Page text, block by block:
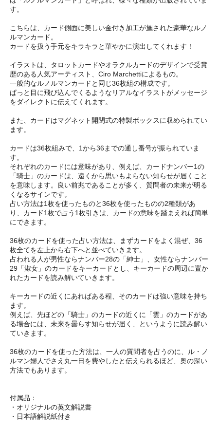
す。
こちらは、カード側面に美しい金付き加工が施された豪華なルノ
ルマンカード。
カードを扱う手元をキラキラと華やかに演出してくれます！
イラストは、タロットカードやオラクルカードのデザインで受賞
歴のある人気アーティスト、Ciro Marchettiによるもの。
一般的なルノルマンカードと同じ36枚組の構成です。
ぱっと目に飛び込んでくるようなリアルなイラストがメッセージ
をダイレクトに伝えてくれます。
また、カードはマグネット開閉式の特製ボックスに収められてい
ます。
カードは36枚組みで、1から36までの通し番号が振られていま
す。
それぞれのカードには意味があり、例えば、カードナンバー1の
「騎士」のカードは、遠くから思いもよらない知らせが届くこと
を意味します。良い前兆であることが多く、質問者の未来が明る
くなるサインです。
占い方法は1枚を使ったものと36枚を使ったものの2種類があ
り、カード1枚で占う1枚引きは、カードの意味を踏まえれば簡単
にできます。
36枚のカードを使った占い方法は、まずカードをよく混ぜ、36
枚全てを左上から右下へと並べていきます。
占われる人が男性ならナンバー28の「紳士」、女性ならナンバー
29「淑女」のカードをキーカードとし、キーカードの周辺に置か
れたカードを読み解いていきます。
キーカードの近くにあればある程、そのカードは強い意味を持ち
ます。
例えば、先ほどの「騎士」のカードの近くに「雲」のカードがあ
る場合には、未来を曇らす知らせが届く、というように読み解い
ていきます。
36枚のカードを使った方法は、一人の質問者を占うのに、ル・ノ
ルマン婦人でさえ丸一日を費やしたと伝えられるほど、奥の深い
方法でもあります。
付属品：
・オリジナルの英文解説書
・日本語解説紙付き